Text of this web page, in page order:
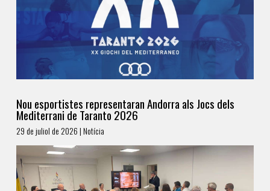
Nou esportistes representaran Andorra als Jocs dels
Mediterrani de Taranto 2026
29 de juliol de 2026 | Notícia